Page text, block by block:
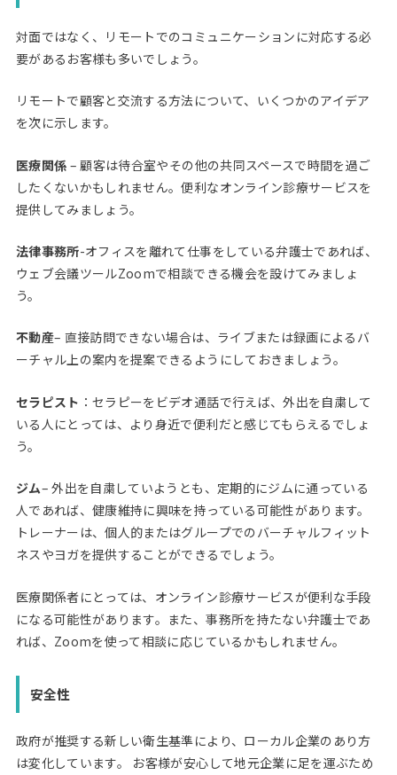
対面ではなく、リモートでのコミュニケーションに対応する必
要があるお客様も多いでしょう。
リモートで顧客と交流する方法について、いくつかのアイデア
を次に示します。
医療関係 – 顧客は待合室やその他の共同スペースで時間を過ご
したくないかもしれません。便利なオンライン診療サービスを
提供してみましょう。
法律事務所-オフィスを離れて仕事をしている弁護士であれば、
ウェブ会議ツールZoomで相談できる機会を設けてみましょ
う。
不動産– 直接訪問できない場合は、ライブまたは録画によるバ
ーチャル上の案内を提案できるようにしておきましょう。
セラピスト ：セラピーをビデオ通話で行えば、外出を自粛して
いる人にとっては、より身近で便利だと感じてもらえるでしょ
う。
ジム– 外出を自粛していようとも、定期的にジムに通っている
人であれば、健康維持に興味を持っている可能性があります。
トレーナーは、個人的またはグループでのバーチャルフィット
ネスやヨガを提供することができるでしょう。
医療関係者にとっては、オンライン診療サービスが便利な手段
になる可能性があります。また、事務所を持たない弁護士であ
れば、Zoomを使って相談に応じているかもしれません。
安全性
政府が推奨する新しい衛生基準により、ローカル企業のあり方
は変化しています。 お客様が安心して地元企業に足を運ぶため